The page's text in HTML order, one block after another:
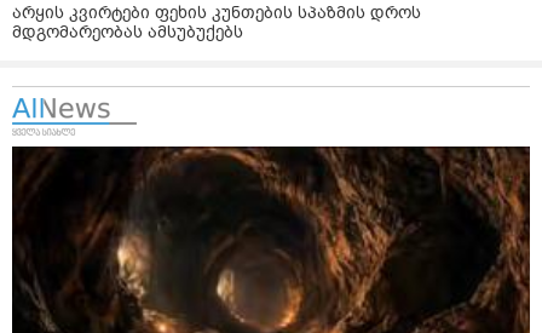
არყის კვირტები ფეხის კუნთების სპაზმის დროს
მდგომარეობას ამსუბუქებს